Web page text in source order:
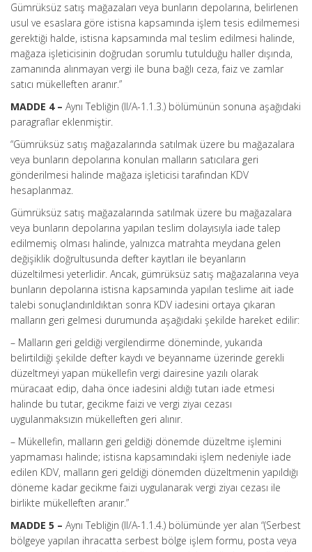
Gümrüksüz satış mağazaları veya bunların depolarına, belirlenen
usul ve esaslara göre istisna kapsamında işlem tesis edilmemesi
gerektiği halde, istisna kapsamında mal teslim edilmesi halinde,
mağaza işleticisinin doğrudan sorumlu tutulduğu haller dışında,
zamanında alınmayan vergi ile buna bağlı ceza, faiz ve zamlar
satıcı mükelleften aranır.”
MADDE 4 – Aynı Tebliğin (II/A-1.1.3.) bölümünün sonuna aşağıdaki
paragraflar eklenmiştir.
“Gümrüksüz satış mağazalarında satılmak üzere bu mağazalara
veya bunların depolarına konulan malların satıcılara geri
gönderilmesi halinde mağaza işleticisi tarafından KDV
hesaplanmaz.
Gümrüksüz satış mağazalarında satılmak üzere bu mağazalara
veya bunların depolarına yapılan teslim dolayısıyla iade talep
edilmemiş olması halinde, yalnızca matrahta meydana gelen
değişiklik doğrultusunda defter kayıtları ile beyanların
düzeltilmesi yeterlidir. Ancak, gümrüksüz satış mağazalarına veya
bunların depolarına istisna kapsamında yapılan teslime ait iade
talebi sonuçlandırıldıktan sonra KDV iadesini ortaya çıkaran
malların geri gelmesi durumunda aşağıdaki şekilde hareket edilir:
– Malların geri geldiği vergilendirme döneminde, yukarıda
belirtildiği şekilde defter kaydı ve beyanname üzerinde gerekli
düzeltmeyi yapan mükellefin vergi dairesine yazılı olarak
müracaat edip, daha önce iadesini aldığı tutarı iade etmesi
halinde bu tutar, gecikme faizi ve vergi ziyaı cezası
uygulanmaksızın mükelleften geri alınır.
– Mükellefin, malların geri geldiği dönemde düzeltme işlemini
yapmaması halinde; istisna kapsamındaki işlem nedeniyle iade
edilen KDV, malların geri geldiği dönemden düzeltmenin yapıldığı
döneme kadar gecikme faizi uygulanarak vergi ziyaı cezası ile
birlikte mükelleften aranır.”
MADDE 5 – Aynı Tebliğin (II/A-1.1.4.) bölümünde yer alan “(Serbest
bölgeye yapılan ihracatta serbest bölge işlem formu, posta veya